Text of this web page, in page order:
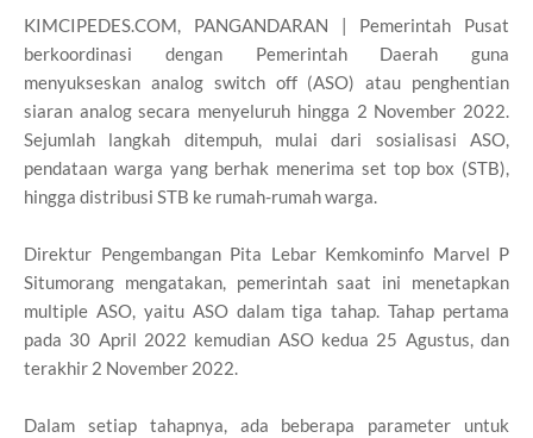
KIMCIPEDES.COM, PANGANDARAN | Pemerintah Pusat
berkoordinasi dengan Pemerintah Daerah guna
menyukseskan analog switch off (ASO) atau penghentian
siaran analog secara menyeluruh hingga 2 November 2022.
Sejumlah langkah ditempuh, mulai dari sosialisasi ASO,
pendataan warga yang berhak menerima set top box (STB),
hingga distribusi STB ke rumah-rumah warga.
Direktur Pengembangan Pita Lebar Kemkominfo Marvel P
Situmorang mengatakan, pemerintah saat ini menetapkan
multiple ASO, yaitu ASO dalam tiga tahap. Tahap pertama
pada 30 April 2022 kemudian ASO kedua 25 Agustus, dan
terakhir 2 November 2022.
Dalam setiap tahapnya, ada beberapa parameter untuk